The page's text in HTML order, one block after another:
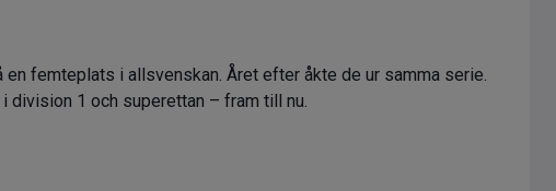
femteplats i allsvenskan. Året efter åkte de ur samma serie.
division 1 och superettan – fram till nu.